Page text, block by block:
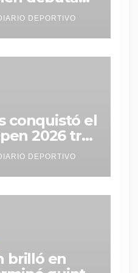
en el
de vóley
DEPORTIVO
conquistó el
2026 tras
en la
DEPORTIVO
brilló en